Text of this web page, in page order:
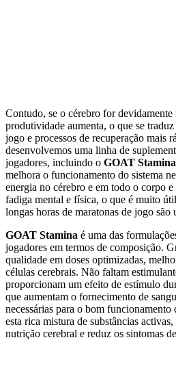
Contudo, se o cérebro for devidamente
produtividade aumenta, o que se
jogo e processos de recuperação mais
desenvolvemos uma linha de
jogadores, incluindo o GOAT Stamina
melhora o funcionamento do sistema
energia no cérebro e em todo o corpo
fadiga mental e física, o que é muito
longas horas de maratonas de jogo são
GOAT Stamina é uma das
jogadores em termos de composição.
qualidade em doses optimizadas,
células cerebrais. Não faltam
proporcionam um efeito de estímulo
que aumentam o fornecimento de
necessárias para o bom funcionamento
esta rica mistura de substâncias activas,
nutrição cerebral e reduz os sintomas